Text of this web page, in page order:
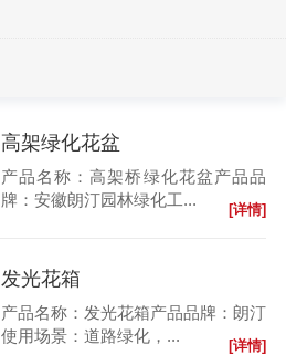
高架绿化花盆
产品名称：高架桥绿化花盆产品品
牌：安徽朗汀园林绿化工...
[详情]
发光花箱
产品名称：发光花箱产品品牌：朗汀
使用场景：道路绿化，...
[详情]